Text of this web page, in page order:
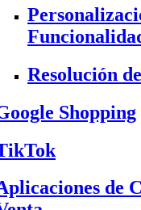
Resolución
Shopping
de